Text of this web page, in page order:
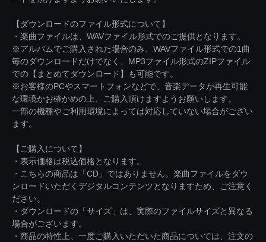
【ダウンロードのファイル形式について】
・楽曲ファイルは、WAVファイル形式でのご提供となります。
※アルバムでご購入された場合のみ、WAVファイル形式での1曲
毎のダウンロードだけでなく、MP3ファイル形式のZIPファイル
での【まとめてダウンロード】も可能です。
※お客様のPCやスマートフォンなどで、音楽データが再生可能
な環境かお確かめの上、ご購入頂けますようお願いします。
一部の機種やご利用環境によっては対応していない場合がござい
ます。
【ご購入について】
・表示価格は税込価格となります。
・こちらの商品は「CD」ではありません。楽曲ファイルをダウ
ンロードいただくデジタルコンテンツとなりますため、ご注意く
ださい。
・ダウンロードの「サイズ」は、実際のファイルサイズと異なる
場合がございます。
・商品の特性上、一度ご購入いただいた商品については、注文の